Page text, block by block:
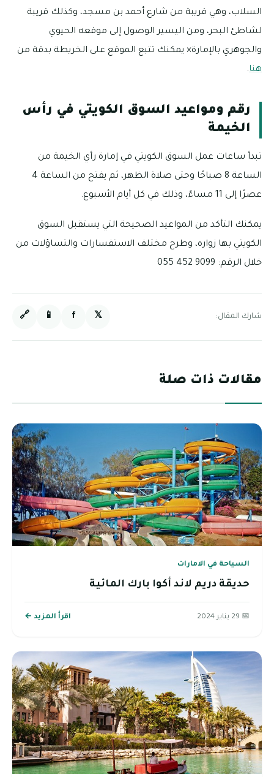
السلاب، وهي قريبة من شارع أحمد بن مسجد، وكذلك قريبة
لشاطئ البحر، ومن اليسير الوصول إلى موقعه الحيوي
والجوهري بالإمارة× يمكنك تتبع الموقع على الخريطة بدقة من
هنا.
رقم ومواعيد السوق الكويتي في رأس
الخيمة
تبدأ ساعات عمل السوق الكويتي في إمارة رأي الخيمة من
الساعة 8 صباحًا وحتى صلاة الظهر، ثم يفتح من الساعة 4
عصرًا إلى 11 مساءً، وذلك في كل أيام الأسبوع.
يمكنك التأكد من المواعيد الصحيحة التي يستقبل السوق
الكويتي بها زواره، وطرح مختلف الاستفسارات والتساؤلات من
خلال الرقم: 9099 452 055
شارك المقال: 𝕏
f
📱
🔗
مقالات ذات صلة
السياحة في الامارات
حديقة دريم لاند أكوا بارك المائية
📅 29 يناير 2024 اقرأ المزيد ←